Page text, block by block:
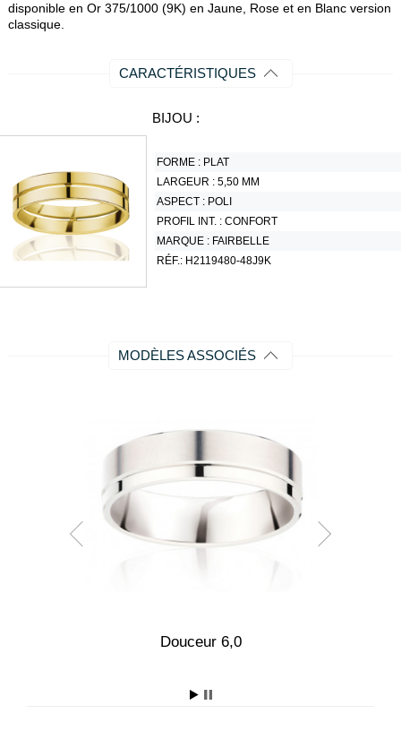
disponible en Or 375/1000 (9K) en Jaune, Rose et en Blanc version
classique.
CARACTÉRISTIQUES
BIJOU :
FORME : PLAT
LARGEUR :5,50 MM
ASPECT : POLI
PROFIL INT. :CONFORT
MARQUE : FAIRBELLE
RÉF.: H2119480-48J9K
MODÈLES ASSOCIÉS
Douceur 6,0